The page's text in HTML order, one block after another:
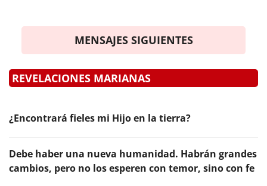
MENSAJES SIGUIENTES
REVELACIONES MARIANAS
¿Encontrará fieles mi Hijo en la tierra?
Debe haber una nueva humanidad. Habrán grandes
cambios, pero no los esperen con temor, sino con fe